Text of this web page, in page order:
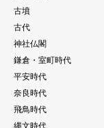
古墳
古代
神社仏閣
鎌倉・室町時代
平安時代
奈良時代
飛鳥時代
縄文時代